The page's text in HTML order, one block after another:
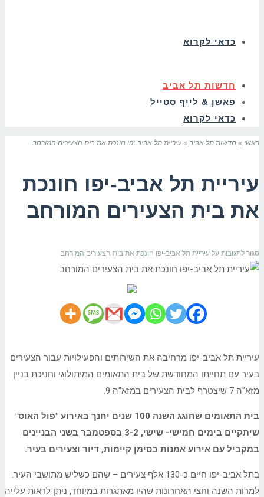
כדאי לקרוא
חדשות תל אביב
פאשן & לייף סטייל
כדאי לקרוא
ראשי » חדשות תל אביב » עיריית תל אביב-יפו חונכת את בית הצעירים המורחב
עיריית תל אביב-יפו חונכת
את בית הצעירים המורחב
סגור לתגובות על עיריית תל אביב-יפו חונכת את בית הצעירים המורחב
עיריית תל אביב-יפו מרחיבה את השירותים והפעילויות עבור הצעירים
בעיר עם תחייתו המחודשת של בית התאומים המיתולוגי וחניכת בניין
מזא"ה 7 שיצטרף לבית הצעירים במזא"ה 9.
בית התאומים שחוגג השנה 100 שנים יחנך באירוע "פול האוס"
שיתקיים בימים חמישי- שישי, 3-2 בספטמבר בשני הבניינים
במקביל עם אירוע אמנות בסימן קיימות, דיור וצעירים בעיר.
בתל אביב-יפו חיים כ-130 אלף צעירים – שהם כשליש מתושבי העיר.
למרות השנה וחצי האחרונות שהיו מאתגרות במיוחד, ניתן לראות עלייה